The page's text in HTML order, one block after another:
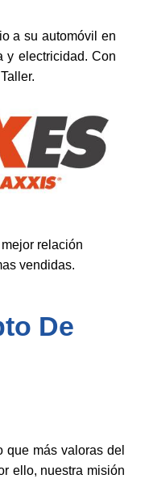
a su automóvil en
y electricidad. Con
relación
vendidas.
De
que más valoras del
ello, nuestra misión